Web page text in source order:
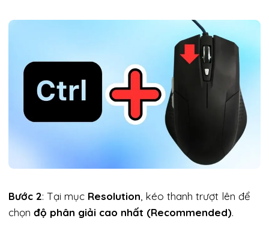
Bước 2: Tại mục Resolution , kéo thanh trượt lên để
chọn độ phân giải cao nhất (Recommended).